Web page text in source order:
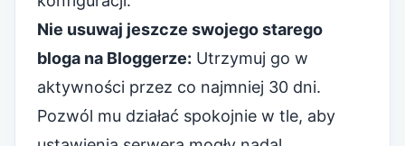
Nie usuwaj jeszcze swojego starego
bloga na Bloggerze: Utrzymuj go w
aktywności przez co najmniej 30 dni.
Pozwól mu działać spokojnie w tle, aby